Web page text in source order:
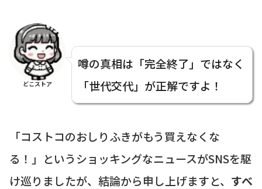
どこストア
噂の真相は「完全終了」ではなく
「世代交代」が正解ですよ！
「コストコのおしりふきがもう買えなくな
る！」というショッキングなニュースがSNSを駆
け巡りましたが、結論から申し上げますと、 すべ